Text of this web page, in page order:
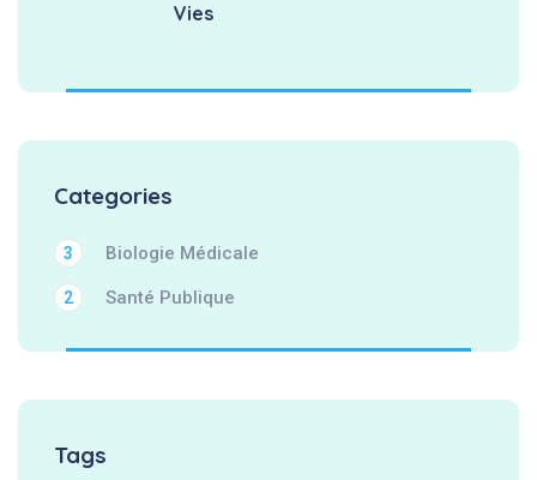
Vies
Categories
Biologie Médicale
3
Santé Publique
2
Tags